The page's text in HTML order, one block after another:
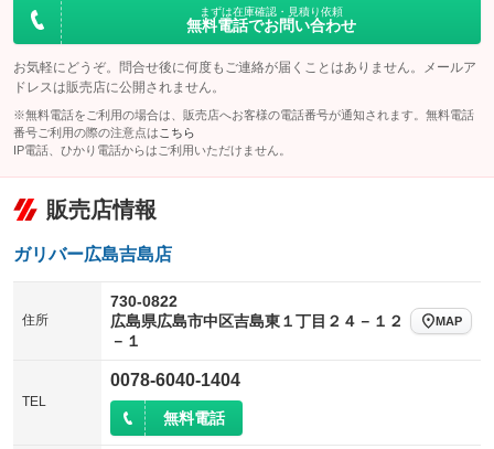
まずは在庫確認・見積り依頼
無料電話でお問い合わせ
お気軽にどうぞ。問合せ後に何度もご連絡が届くことはありません。メールア
ドレスは販売店に公開されません。
※無料電話をご利用の場合は、販売店へお客様の電話番号が通知されます。無料電話
番号ご利用の際の注意点は こちら
IP電話、ひかり電話からはご利用いただけません。
販売店情報
ガリバー広島吉島店
住所
730-0822
広島県広島市中区吉島東１丁目２４－１２
－１
MAP
TEL
0078-6040-1404
無料電話